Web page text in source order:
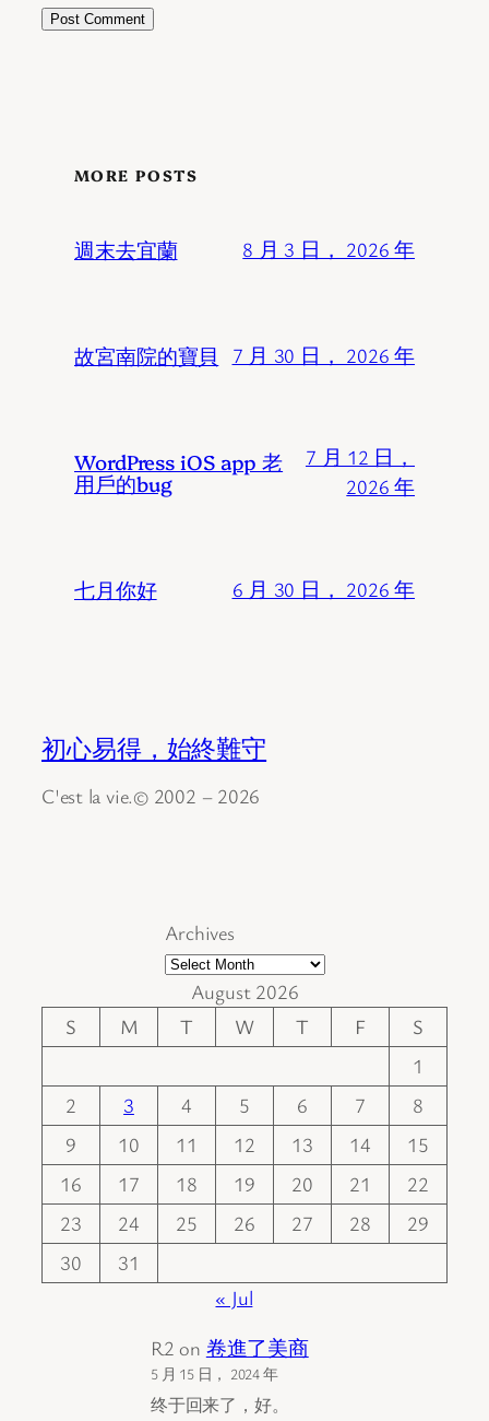
MORE POSTS
週末去宜蘭 8 月 3 日， 2026 年
故宮南院的寶貝 7 月 30 日， 2026 年
WordPress iOS app 老
用戶的bug
7 月 12 日，
2026 年
七月你好 6 月 30 日， 2026 年
初心易得，始終難守
C'est la vie.© 2002 – 2026
Archives
August 2026
S
M T W T F
S
1
2
3 4 5 6 7
8
9
10 11 12 13 14
15
16
17 18 19 20 21
22
23
24 25 26 27 28
29
30
31
« Jul
R2 on 卷進了美商
5 月 15 日， 2024 年
终于回来了，好。